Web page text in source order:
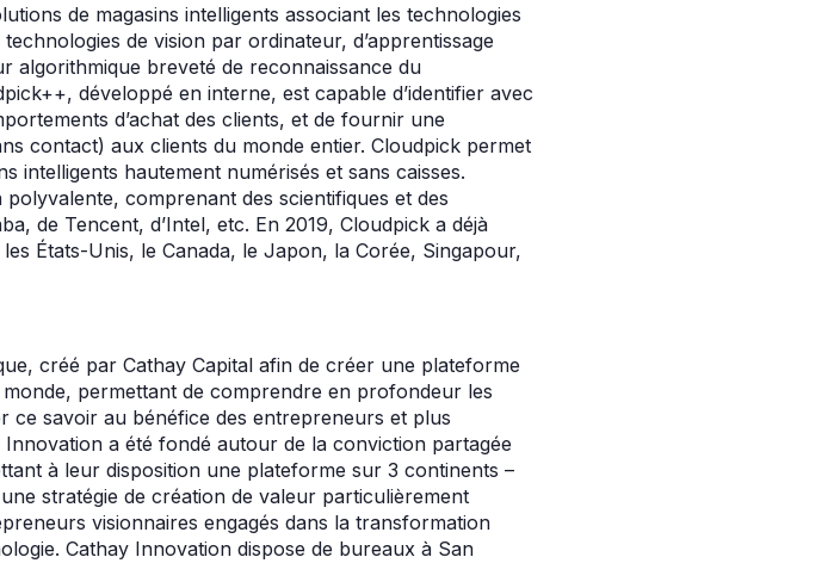
de magasins intelligents associant les technologies
de vision par ordinateur, d’apprentissage
algorithmique breveté de reconnaissance du
développé en interne, est capable d’identifier avec
d’achat des clients, et de fournir une
contact) aux clients du monde entier. Cloudpick permet
intelligents hautement numérisés et sans caisses.
polyvalente, comprenant des scientifiques et des
de Tencent, d’Intel, etc. En 2019, Cloudpick a déjà
États-Unis, le Canada, le Japon, la Corée, Singapour,
créé par Cathay Capital afin de créer une plateforme
permettant de comprendre en profondeur les
ce savoir au bénéfice des entrepreneurs et plus
Innovation a été fondé autour de la conviction partagée
à leur disposition une plateforme sur 3 continents –
stratégie de création de valeur particulièrement
visionnaires engagés dans la transformation
Cathay Innovation dispose de bureaux à San